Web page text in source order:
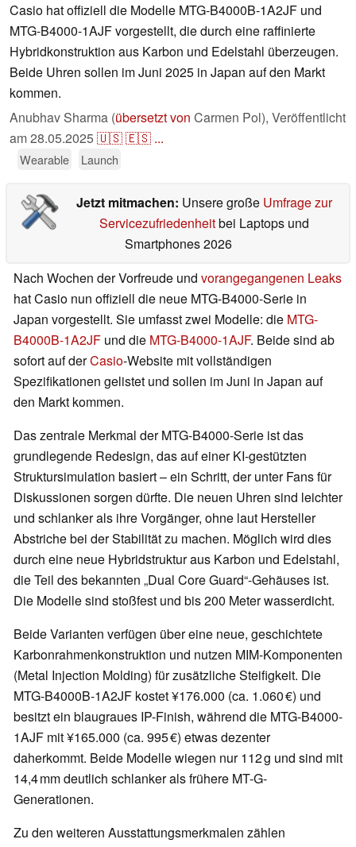
Casio hat offiziell die Modelle MTG-B4000B-1A2JF und
MTG-B4000-1AJF vorgestellt, die durch eine raffinierte
Hybridkonstruktion aus Karbon und Edelstahl überzeugen.
Beide Uhren sollen im Juni 2025 in Japan auf den Markt
kommen.
Anubhav Sharma (übersetzt von Carmen Pol), Veröffentlicht
am28.05.2025🇺🇸🇪🇸 ...
Wearable Launch
Jetzt mitmachen: Unsere große Umfrage zur
Servicezufriedenheitbei Laptops und
Smartphones 2026
Nach Wochen der Vorfreude und vorangegangenen Leaks
hat Casio nun offiziell die neue MTG-B4000-Serie in
Japan vorgestellt. Sie umfasst zwei Modelle: die MTG-
B4000B-1A2JF und die MTG-B4000-1AJF. Beide sind ab
sofort auf derCasio-Website mit vollständigen
Spezifikationen gelistet und sollen im Juni in Japan auf
den Markt kommen.
Das zentrale Merkmal der MTG-B4000-Serie ist das
grundlegende Redesign, das auf einer KI-gestützten
Struktursimulation basiert – ein Schritt, der unter Fans für
Diskussionen sorgen dürfte. Die neuen Uhren sind leichter
und schlanker als ihre Vorgänger, ohne laut Hersteller
Abstriche bei der Stabilität zu machen. Möglich wird dies
durch eine neue Hybridstruktur aus Karbon und Edelstahl,
die Teil des bekannten „Dual Core Guard“-Gehäuses ist.
Die Modelle sind stoßfest und bis 200 Meter wasserdicht.
Beide Varianten verfügen über eine neue, geschichtete
Karbonrahmenkonstruktion und nutzen MIM-Komponenten
(Metal Injection Molding) für zusätzliche Steifigkeit. Die
MTG-B4000B-1A2JF kostet ¥176.000 (ca. 1.060 €) und
besitzt ein blaugraues IP-Finish, während die MTG-B4000-
1AJF mit ¥165.000 (ca. 995 €) etwas dezenter
daherkommt. Beide Modelle wiegen nur 112 g und sind mit
14,4 mm deutlich schlanker als frühere MT-G-
Generationen.
Zu den weiteren Ausstattungsmerkmalen zählen